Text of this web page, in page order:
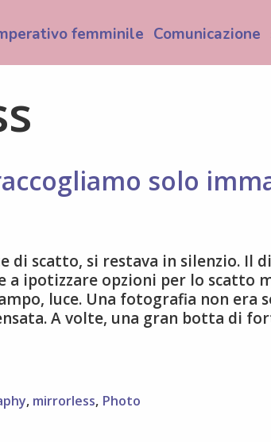
femminile Comunicazione
solo
di scatto, si restava in silenzio. Il
a ipotizzare opzioni per lo scatto
luce. Una fotografia non era
A volte, una gran botta di
, mirrorless, Photo